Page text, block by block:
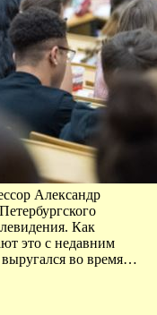
Александр
Как
это с недавним
выругался во время…